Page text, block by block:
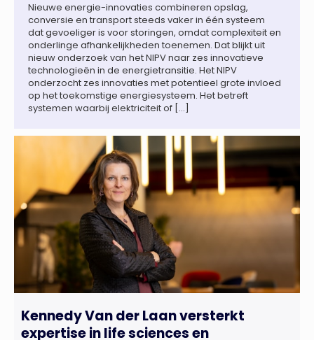
Nieuwe energie-innovaties combineren opslag,
conversie en transport steeds vaker in één systeem
dat gevoeliger is voor storingen, omdat complexiteit en
onderlinge afhankelijkheden toenemen. Dat blijkt uit
nieuw onderzoek van het NIPV naar zes innovatieve
technologieën in de energietransitie. Het NIPV
onderzocht zes innovaties met potentieel grote invloed
op het toekomstige energiesysteem. Het betreft
systemen waarbij elektriciteit of […]
Kennedy Van der Laan versterkt
expertise in life sciences en